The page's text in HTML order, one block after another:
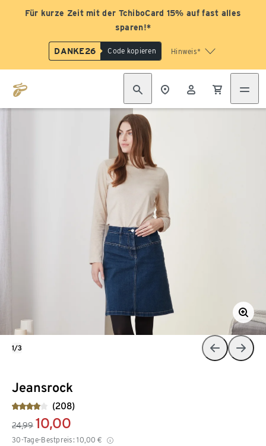
Für kurze Zeit mit der TchiboCard 15% auf fast alles
sparen!*
DANKE26 Code kopieren Hinweis*
Jeansrock
(208)
24,99 10,00
30-Tage-Bestpreis: 10,00 €
1/3